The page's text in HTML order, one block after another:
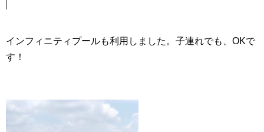
インフィニティプールも利用しました。子連れでも、OKで
す！